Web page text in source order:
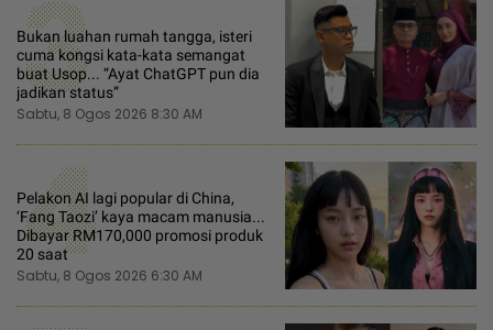
3
Bukan luahan rumah tangga, isteri
cuma kongsi kata-kata semangat
buat Usop... “Ayat ChatGPT pun dia
jadikan status”
Sabtu, 8 Ogos 2026 8:30 AM
4
Pelakon AI lagi popular di China,
‘Fang Taozi’ kaya macam manusia...
Dibayar RM170,000 promosi produk
20 saat
Sabtu, 8 Ogos 2026 6:30 AM